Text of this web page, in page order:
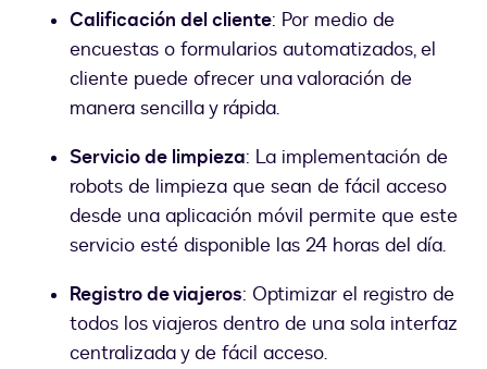
Calificación del cliente: Por medio de
encuestas o formularios automatizados, el
cliente puede ofrecer una valoración de
manera sencilla y rápida.
Servicio de limpieza: La implementación de
robots de limpieza que sean de fácil acceso
desde una aplicación móvil permite que este
servicio esté disponible las 24 horas del día.
Registro de viajeros: Optimizar el registro de
todos los viajeros dentro de una sola interfaz
centralizada y de fácil acceso.